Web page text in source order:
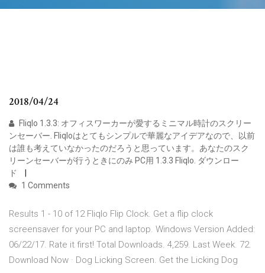
2018/04/24
Fliqlo 1.3.3: オフィスワーカーが愛するミニマル時計のスクリー
ンセーバー. Fliqloはとてもシンプルで華麗なアイデアなので、以前
は誰も考えていなかったのだろうと思っています。あなたのスク
リーンセーバーが行うときにのみ PC用 1.3.3 Fliqlo. ダウンロー
ド
1 Comments
Results 1 - 10 of 12 Fliqlo Flip Clock. Get a flip clock
screensaver for your PC and laptop. Windows Version Added:
06/22/17. Rate it first! Total Downloads. 4,259. Last Week. 72.
Download Now · Dog Licking Screen. Get the Licking Dog